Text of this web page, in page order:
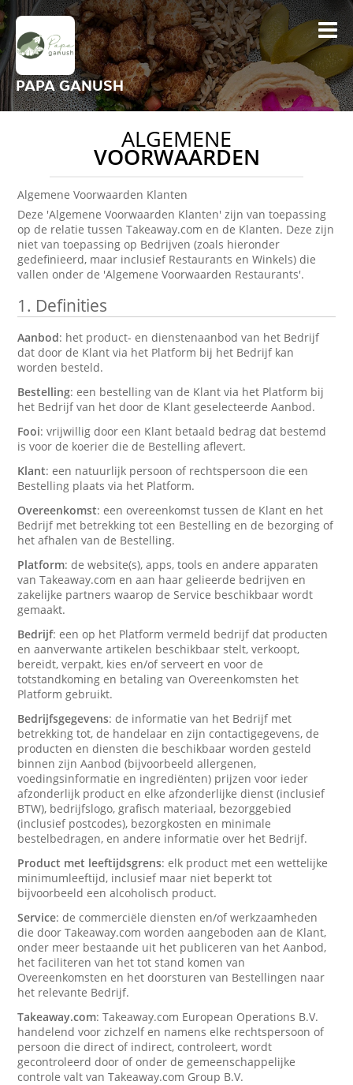
PAPA GANUSH
ALGEMENE
VOORWAARDEN
Algemene Voorwaarden Klanten
Deze 'Algemene Voorwaarden Klanten' zijn van toepassing
op de relatie tussen Takeaway.com en de Klanten. Deze zijn
niet van toepassing op Bedrijven (zoals hieronder
gedefinieerd, maar inclusief Restaurants en Winkels) die
vallen onder de 'Algemene Voorwaarden Restaurants'.
1. Definities
Aanbod: het product- en dienstenaanbod van het Bedrijf
dat door de Klant via het Platform bij het Bedrijf kan
worden besteld.
Bestelling: een bestelling van de Klant via het Platform bij
het Bedrijf van het door de Klant geselecteerde Aanbod.
Fooi: vrijwillig door een Klant betaald bedrag dat bestemd
is voor de koerier die de Bestelling aflevert.
Klant: een natuurlijk persoon of rechtspersoon die een
Bestelling plaats via het Platform.
Overeenkomst: een overeenkomst tussen de Klant en het
Bedrijf met betrekking tot een Bestelling en de bezorging of
het afhalen van de Bestelling.
Platform: de website(s), apps, tools en andere apparaten
van Takeaway.com en aan haar gelieerde bedrijven en
zakelijke partners waarop de Service beschikbaar wordt
gemaakt.
Bedrijf: een op het Platform vermeld bedrijf dat producten
en aanverwante artikelen beschikbaar stelt, verkoopt,
bereidt, verpakt, kies en/of serveert en voor de
totstandkoming en betaling van Overeenkomsten het
Platform gebruikt.
Bedrijfsgegevens: de informatie van het Bedrijf met
betrekking tot, de handelaar en zijn contactigegevens, de
producten en diensten die beschikbaar worden gesteld
binnen zijn Aanbod (bijvoorbeeld allergenen,
voedingsinformatie en ingrediënten) prijzen voor ieder
afzonderlijk product en elke afzonderlijke dienst (inclusief
BTW), bedrijfslogo, grafisch materiaal, bezorggebied
(inclusief postcodes), bezorgkosten en minimale
bestelbedragen, en andere informatie over het Bedrijf.
Product met leeftijdsgrens: elk product met een wettelijke
minimumleeftijd, inclusief maar niet beperkt tot
bijvoorbeeld een alcoholisch product.
Service: de commerciële diensten en/of werkzaamheden
die door Takeaway.com worden aangeboden aan de Klant,
onder meer bestaande uit het publiceren van het Aanbod,
het faciliteren van het tot stand komen van
Overeenkomsten en het doorsturen van Bestellingen naar
het relevante Bedrijf.
Takeaway.com: Takeaway.com European Operations B.V.
handelend voor zichzelf en namens elke rechtspersoon of
persoon die direct of indirect, controleert, wordt
gecontroleerd door of onder de gemeenschappelijke
controle valt van Takeaway.com Group B.V.